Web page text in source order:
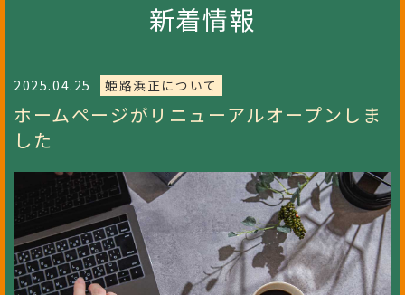
新着情報
2025.04.25 姫路浜正について
ホームページがリニューアルオープンしま
した